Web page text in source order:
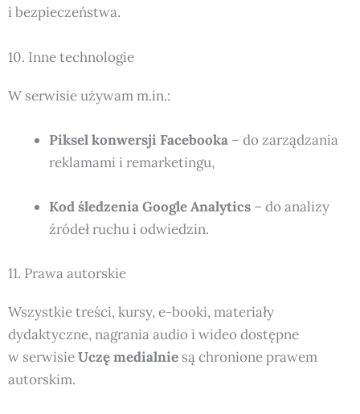
i bezpieczeństwa.
10. Inne technologie
W serwisie używam m.in.:
Piksel konwersji Facebooka – do zarządzania
reklamami i remarketingu,
Kod śledzenia Google Analytics – do analizy
źródeł ruchu i odwiedzin.
11. Prawa autorskie
Wszystkie treści, kursy, e-booki, materiały
dydaktyczne, nagrania audio i wideo dostępne
w serwisieUczę medialnie są chronione prawem
autorskim.